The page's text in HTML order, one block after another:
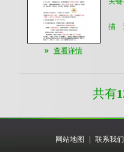
查看详情
描
共有
网站地图 联系我们